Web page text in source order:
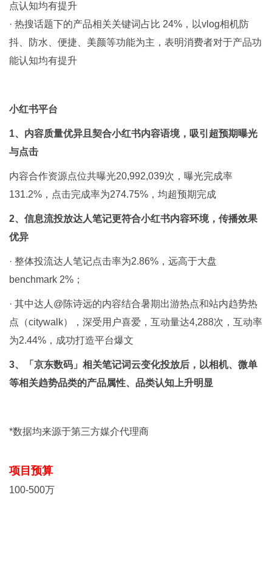
点认知均有提升
· 热搜话题下的产品相关关键词占比 24%，以vlog相机防
抖、防水、便捷、美颜等功能为主，表明消费者对于产品功
能认知均有提升
小红书平台
1、内容质量优异且契合小红书内容语境，吸引超预期曝光
与点击
内容合作资源点位共曝光20,992,039次，曝光完成率
131.2%，点击完成率为274.75%，均超预期完成
2、信息流投放达人笔记更符合小红书内容环境，传播效果
优异
· 整体投流达人笔记点击率为2.86%，远高于大盘
benchmark 2%；
· 其中达人@陈诗远的内容结合暑期出游热点和站内趋势热
点（citywalk），深受用户喜爱，互动量达4,288次，互动率
为2.44%，成功打造平台爆文
3、「京东数码」相关笔记词云变化投放后，以相机、微单
等相关趋势品类的产品属性、品类认知上升明显
*数据均来源于第三方媒介代理商
项目预算
100-500万